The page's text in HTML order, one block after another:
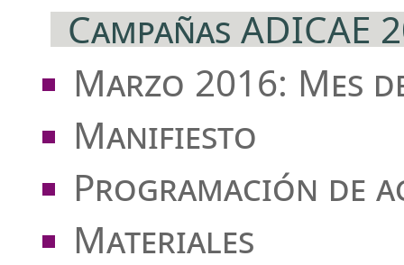
Campañas ADICAE
Marzo 2016: Mes
Manifiesto
Programación de
Materiales